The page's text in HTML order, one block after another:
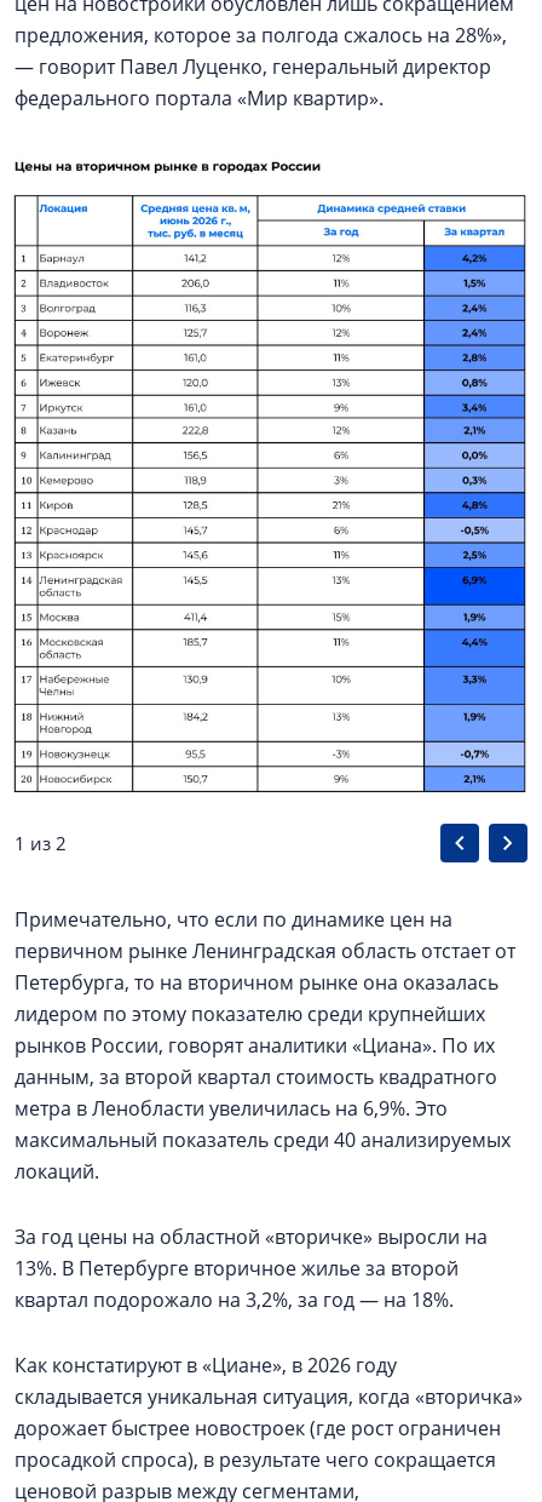
предложения, которое за полгода сжалось на 28%»,
— говорит Павел Луценко, генеральный директор
федерального портала «Мир квартир».
1 из 2
Примечательно, что если по динамике цен на
первичном рынке Ленинградская область отстает от
Петербурга, то на вторичном рынке она оказалась
лидером по этому показателю среди крупнейших
рынков России, говорят аналитики «Циана». По их
данным, за второй квартал стоимость квадратного
метра в Ленобласти увеличилась на 6,9%. Это
максимальный показатель среди 40 анализируемых
локаций.
За год цены на областной «вторичке» выросли на
13%. В Петербурге вторичное жилье за второй
квартал подорожало на 3,2%, за год — на 18%.
Как констатируют в «Циане», в 2026 году
складывается уникальная ситуация, когда «вторичка»
дорожает быстрее новостроек (где рост ограничен
просадкой спроса), в результате чего сокращается
ценовой разрыв между сегментами,